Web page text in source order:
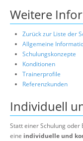
Weitere
Zurück zur Liste der
Allgemeine
Schulungskonzepte
Konditionen
Trainerprofile
Referenzkunden
Individuell
Statt einer Schulung oder
eine individuelle und